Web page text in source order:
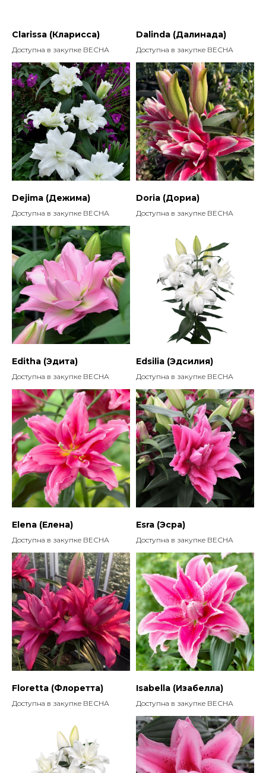
Clarissa (Кларисса)
Доступна в закупке ВЕСНА
Dalinda (Далинада)
Доступна в закупке ВЕСНА
Dejima (Дежима)
Доступна в закупке ВЕСНА
Doria (Дориа)
Доступна в закупке ВЕСНА
Editha (Эдита)
Доступна в закупке ВЕСНА
Edsilia (Эдсилия)
Доступна в закупке ВЕСНА
Elena (Елена)
Доступна в закупке ВЕСНА
Esra (Эсра)
Доступна в закупке ВЕСНА
Floretta (Флоретта)
Доступна в закупке ВЕСНА
Isabella (Изабелла)
Доступна в закупке ВЕСНА